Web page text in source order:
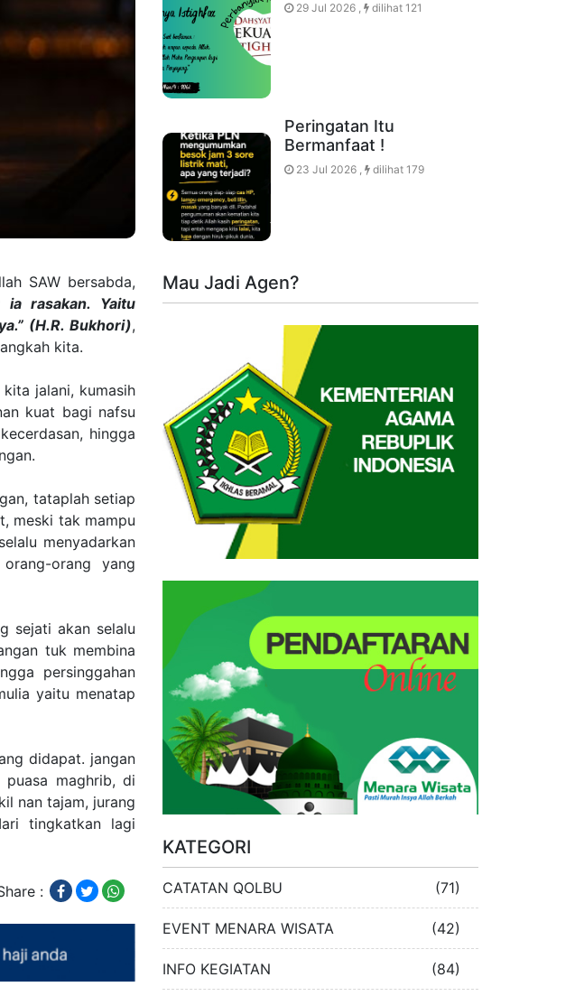
SAW bersabda,
ia rasakan. Yaitu
(H.R. Bukhori),
kita.
jalani, kumasih
kuat bagi nafsu
hingga
tataplah setiap
meski tak mampu
menyadarkan
orang yang
sejati akan selalu
tuk membina
persinggahan
yaitu menatap
didapat. jangan
maghrib, di
nan tajam, jurang
tingkatkan lagi
:
29 Jul 2026 , dilihat 121
Peringatan Itu
Bermanfaat !
23 Jul 2026 , dilihat 179
Mau Jadi Agen?
KATEGORI
CATATAN QOLBU (71)
EVENT MENARA WISATA (42)
INFO KEGIATAN (84)